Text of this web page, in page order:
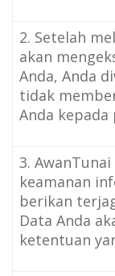
2. Setelah
akan
Anda, Anda
tidak
Anda kepada
3.
keamanan
berikan
Data Anda
ketentuan